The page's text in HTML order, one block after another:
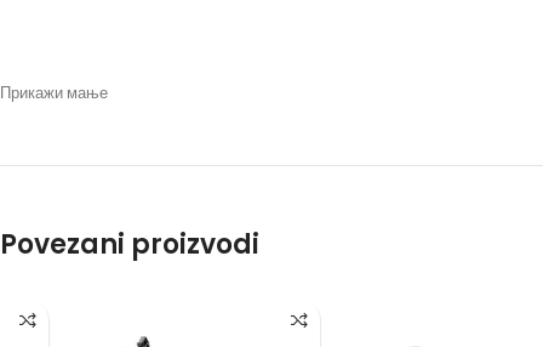
Прикажи мање
Povezani proizvodi